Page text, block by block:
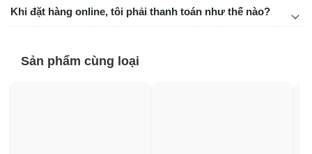
Khi đặt hàng online, tôi phải thanh toán như thế nào?
Sản phẩm cùng loại